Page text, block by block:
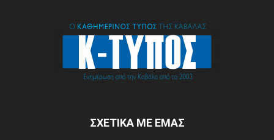
ΣΧΕΤΙΚΑ ΜΕ ΕΜΑΣ